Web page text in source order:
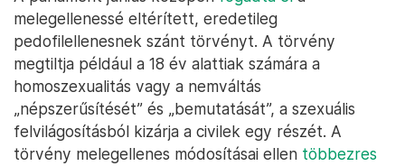
melegellenessé eltérített, eredetileg
pedofilellenesnek szánt törvényt. A törvény
megtiltja például a 18 év alattiak számára a
homoszexualitás vagy a nemváltás
„népszerűsítését” és „bemutatását”, a szexuális
felvilágosításból kizárja a civilek egy részét. A
törvény melegellenes módosításai ellen többezres